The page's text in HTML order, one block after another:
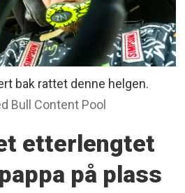
bak rattet denne helgen.
Bull Content Pool
etterlengtet
på plass